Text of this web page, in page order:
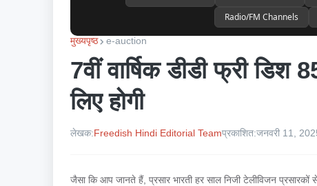
Radio/FM Channels
मुख्यपृष्ठ e-auction
7वीं वार्षिक डीडी फ्री
लिए होगी
लेखक:Freedish Hindi Editorial Teamप्रकाशित:जनवरी 11,
जैसा कि आप जानते हैं, प्रसार भारती हर साल निजी टेलीविजन